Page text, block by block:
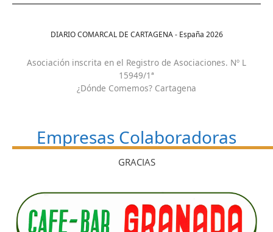
DIARIO COMARCAL DE CARTAGENA - España 2026
Asociación inscrita en el Registro de Asociaciones. Nº L
15949/1ª
¿Dónde Comemos? Cartagena
Empresas Colaboradoras
GRACIAS